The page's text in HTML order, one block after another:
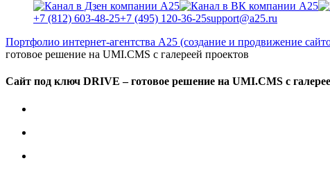
+7 (812) 603-48-25+7 (495) 120-36-25support@a25.ru
Портфолио интернет-агентства А25 (создание и продвижение
готовое решение на UMI.CMS с галереей проектов
Сайт под ключ DRIVE – готовое решение на UMI.CMS с